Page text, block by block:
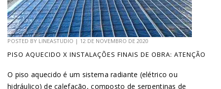
POSTED BY LINEASTUDIO | 12 DE NOVEMBRO DE 2020
PISO AQUECIDO X INSTALAÇÕES FINAIS DE OBRA: ATENÇÃO
O piso aquecido é um sistema radiante (elétrico ou
hidráulico) de calefação, composto de serpentinas de